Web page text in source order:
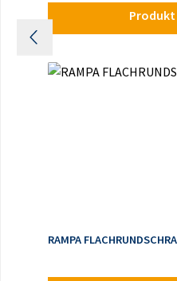
Produkt
RAMPA